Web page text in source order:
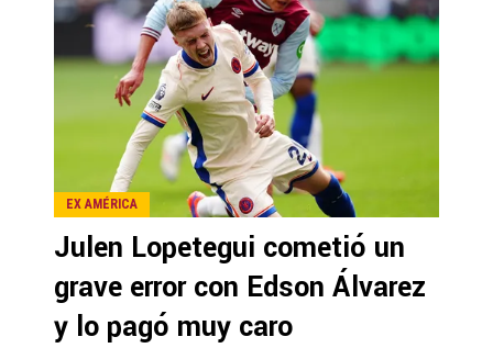
EX AMÉRICA
Julen Lopetegui cometió un
grave error con Edson Álvarez
y lo pagó muy caro